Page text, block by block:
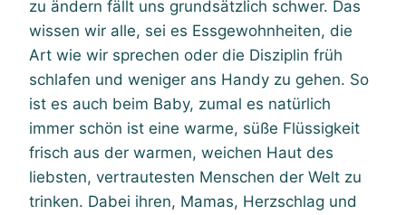
zu ändern fällt uns grundsätzlich schwer. Das
wissen wir alle, sei es Essgewohnheiten, die
Art wie wir sprechen oder die Disziplin früh
schlafen und weniger ans Handy zu gehen. So
ist es auch beim Baby, zumal es natürlich
immer schön ist eine warme, süße Flüssigkeit
frisch aus der warmen, weichen Haut des
liebsten, vertrautesten Menschen der Welt zu
trinken. Dabei ihren, Mamas, Herzschlag und